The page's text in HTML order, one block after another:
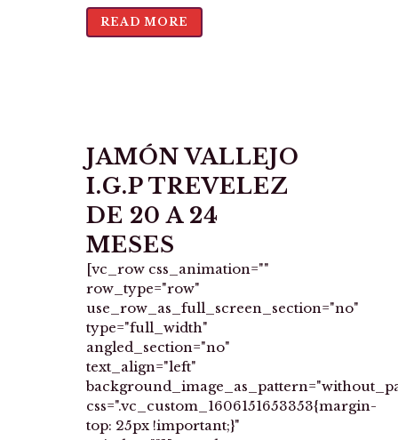
READ MORE
JAMÓN VALLEJO
I.G.P TREVELEZ
DE 20 A 24
MESES
[vc_row css_animation=""
row_type="row"
use_row_as_full_screen_section="no"
type="full_width"
angled_section="no"
text_align="left"
css=".vc_custom_1606151653353{margin-
top: 25px !important;}"